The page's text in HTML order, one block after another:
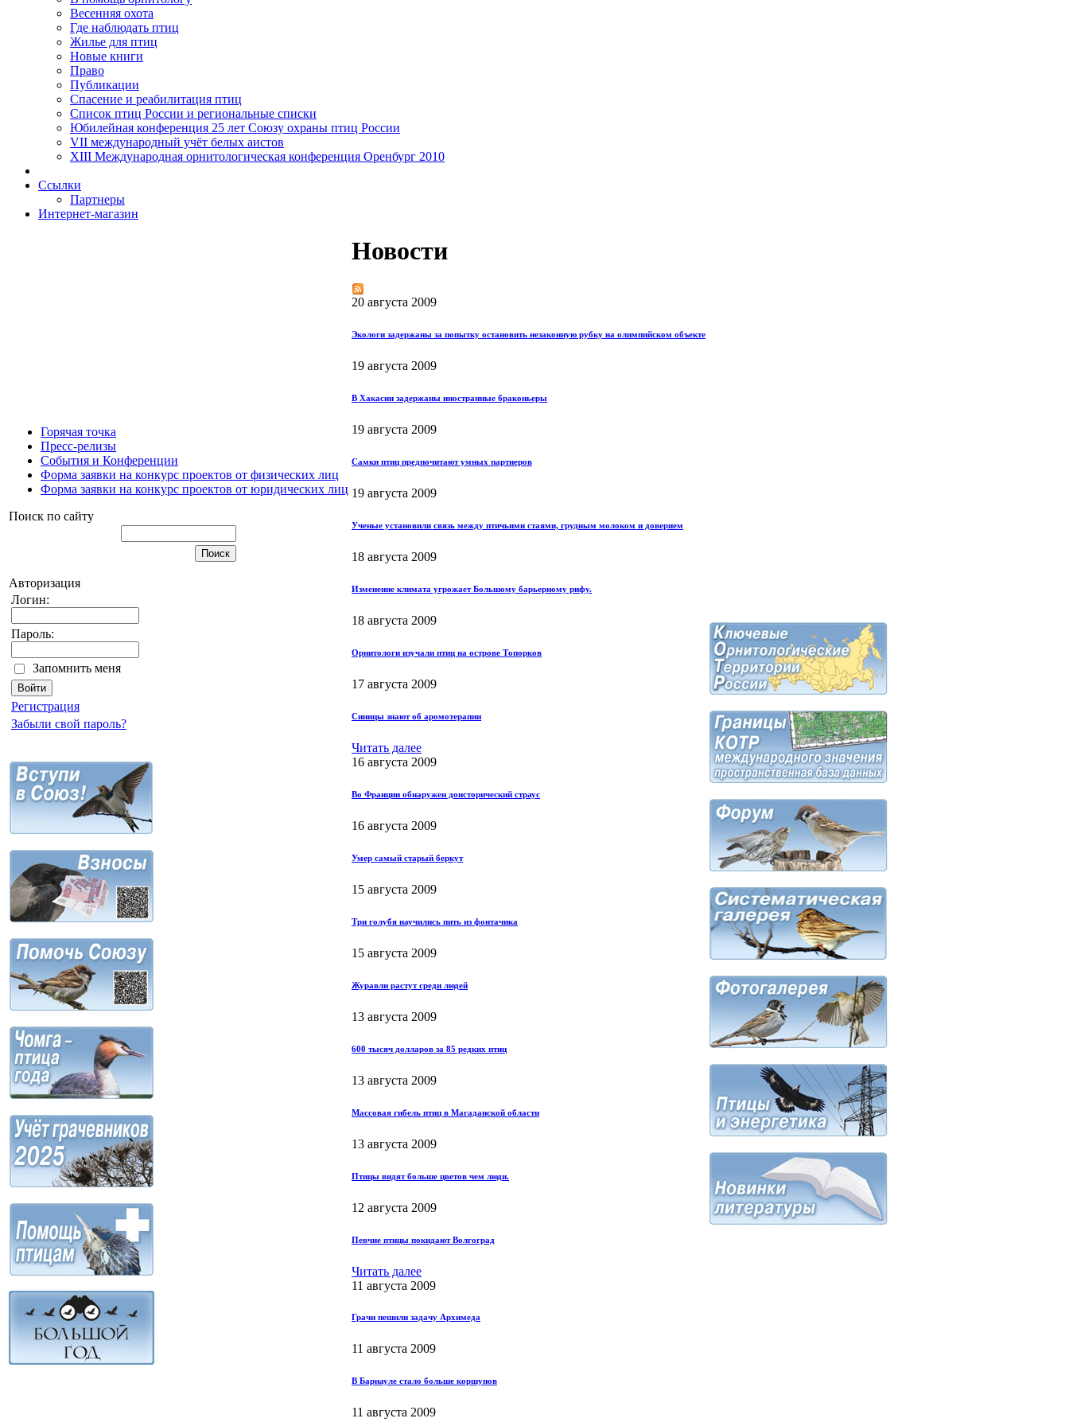
Весенняя охота
Где наблюдать птиц
Жилье для птиц
Новые книги
Право
Публикации
Спасение и реабилитация птиц
Список птиц России и региональные списки
Юбилейная конференция 25 лет Союзу охраны птиц России
VII международный учёт белых аистов
XIII Международная орнитологическая конференция Оренбург 2010
Ссылки
Партнеры
Интернет-магазин
Горячая точка
Пресс-релизы
События и Конференции
Форма заявки на конкурс проектов от физических лиц
Форма заявки на конкурс проектов от юридических лиц
Поиск по сайту
Авторизация
Логин:
Пароль:
Запомнить меня
Регистрация
Забыли свой пароль?
Новости
20 августа 2009
Экологи задержаны за попытку остановить незаконную рубку на олимпийском объекте
19 августа 2009
В Хакасии задержаны иностранные браконьеры
19 августа 2009
Самки птиц предпочитают умных партнеров
19 августа 2009
Ученые установили связь между птичьими стаями, грудным молоком и доверием
18 августа 2009
Изменение климата угрожает Большому барьерному рифу.
18 августа 2009
Орнитологи изучали птиц на острове Топорков
17 августа 2009
Синицы знают об аромотерапии
Читать далее
16 августа 2009
Во Франции обнаружен доисторический страус
16 августа 2009
Умер самый старый беркут
15 августа 2009
Три голубя научились пить из фонтачика
15 августа 2009
Журавли растут среди людей
13 августа 2009
600 тысяч долларов за 85 редких птиц
13 августа 2009
Массовая гибель птиц в Магаданской области
13 августа 2009
Птицы видят больше цветов чем люди.
12 августа 2009
Певчие птицы покидают Волгоград
Читать далее
11 августа 2009
Грачи пешили задачу Архимеда
11 августа 2009
В Барнауле стало больше коршунов
11 августа 2009